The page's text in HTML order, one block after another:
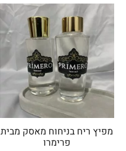
מפיץ ריח בניחוח מאסק מבית
פרימרו